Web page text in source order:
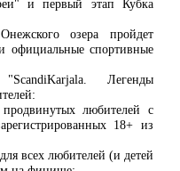
и первый этап Кубка
озера пройдет
спортивные
Легенды
любителей с
18+ из
всех любителей (и детей